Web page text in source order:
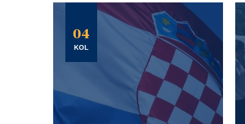
04
KOL